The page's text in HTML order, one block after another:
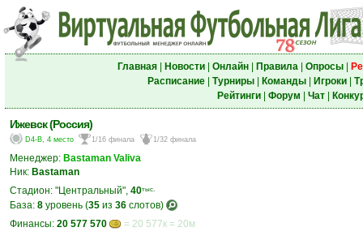
Главная| Новости| Онлайн| Правила| Опросы|
Расписание| Турниры| Команды| Игроки|
Рейтинги| Форум Чат|
Ижевск (Россия)
D4-B, 4 место 1/16 финала 1/32 финала
Менеджер: Bastaman Valiva
Ник: Bastaman
Стадион: "Центральный", 40тыс.
База: 8 уровень (35 из 36 слотов)
Финансы: 20 577 570
= 20 577к = 20м